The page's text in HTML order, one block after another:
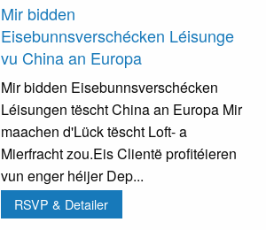
Mir bidden
Eisebunnsverschécken Léisunge
vu China an Europa
Mir bidden Eisebunnsverschécken
Léisungen tëscht China an Europa Mir
maachen d'Lück tëscht Loft- a
Mierfracht zou.Eis Clientë profitéieren
vun enger héijer Dep...
RSVP & Detailer